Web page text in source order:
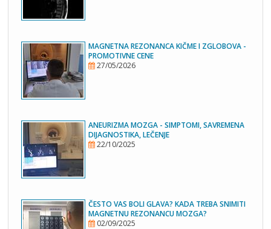
MAGNETNA REZONANCA KIČME I ZGLOBOVA -
PROMOTIVNE CENE
27/05/2026
ANEURIZMA MOZGA - SIMPTOMI, SAVREMENA
DIJAGNOSTIKA, LEČENJE
22/10/2025
ČESTO VAS BOLI GLAVA? KADA TREBA SNIMITI
MAGNETNU REZONANCU MOZGA?
02/09/2025